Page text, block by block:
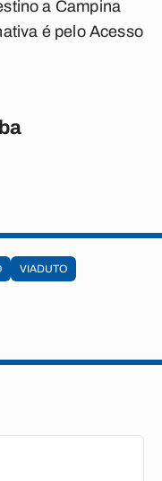
a Campina
é pelo Acesso
VIADUTO